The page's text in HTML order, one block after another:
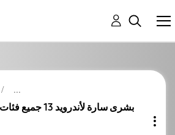
Re: Re: بشرى سارة لأندرويد 13 جميع فئات الهواتف